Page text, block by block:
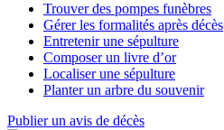
Trouver des pompes funèbres
Gérer les formalités après décès
Entretenir une sépulture
Composer un livre d’or
Localiser une sépulture
Planter un arbre du souvenir
Publier un avis de décès